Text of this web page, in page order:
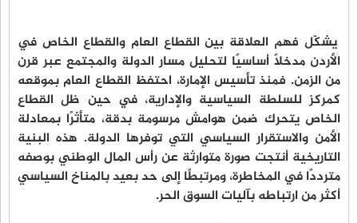
يشكّل فهم العلاقة بين القطاع العام والقطاع الخاص في
الأردن مدخلًا أساسيًا لتحليل مسار الدولة والمجتمع عبر قرن
من الزمن. فمنذ تأسيس الإمارة، احتفظ القطاع العام بموقعه
كمركز للسلطة السياسية والإدارية، في حين ظل القطاع
الخاص يتحرك ضمن هوامش مرسومة بدقة، متأثرًا بمعادلة
الأمن والاستقرار السياسي التي توفرها الدولة. هذه البنية
التاريخية أنتجت صورة متوارثة عن رأس المال الوطني بوصفه
مترددًا في المخاطرة، ومرتبطًا إلى حد بعيد بالمناخ السياسي
أكثر من ارتباطه بآليات السوق الحر.